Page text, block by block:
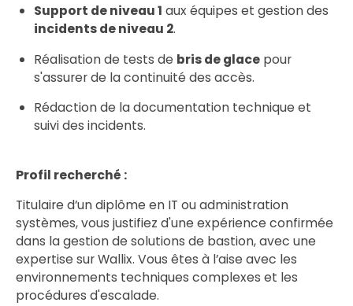
Support de niveau 1 aux équipes et gestion des
incidents de niveau 2.
Réalisation de tests de bris de glace pour
s'assurer de la continuité des accès.
Rédaction de la documentation technique et
suivi des incidents.
Profil recherché :
Titulaire d’un diplôme en IT ou administration
systèmes, vous justifiez d'une expérience confirmée
dans la gestion de solutions de bastion, avec une
expertise sur Wallix. Vous êtes à l’aise avec les
environnements techniques complexes et les
procédures d'escalade.